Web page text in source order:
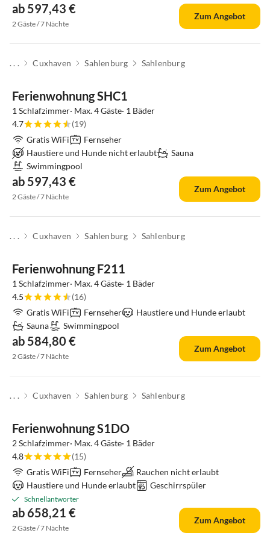
ab 597,43 €
2 Gäste / 7 Nächte
Zum Angebot
. . . Cuxhaven Sahlenburg Sahlenburg
Ferienwohnung SHC1
1 Schlafzimmer· Max. 4 Gäste· 1 Bäder
4.7
(19)
Gratis WiFi
Fernseher
Haustiere und Hunde nicht erlaubt
Sauna
Swimmingpool
ab 597,43 €
2 Gäste / 7 Nächte
Zum Angebot
. . . Cuxhaven Sahlenburg Sahlenburg
Ferienwohnung F211
1 Schlafzimmer· Max. 4 Gäste· 1 Bäder
4.5
(16)
Gratis WiFi
Fernseher
Haustiere und Hunde erlaubt
Sauna
Swimmingpool
ab 584,80 €
2 Gäste / 7 Nächte
Zum Angebot
. . . Cuxhaven Sahlenburg Sahlenburg
Ferienwohnung S1DO
2 Schlafzimmer· Max. 4 Gäste· 1 Bäder
4.8
(15)
Gratis WiFi
Fernseher
Rauchen nicht erlaubt
Haustiere und Hunde erlaubt
Geschirrspüler
Schnellantworter
ab 658,21 €
2 Gäste / 7 Nächte
Zum Angebot